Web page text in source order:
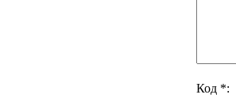
Код *: